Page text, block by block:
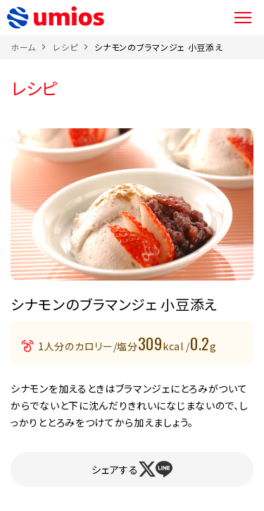
ホーム レシピ シナモンのブラマンジェ 小豆添え
レシピ
シナモンのブラマンジェ 小豆添え
1人分のカロリー/塩分309kcal /0.2g
シナモンを加えるときはブラマンジェにとろみがついて
からでないと下に沈んだりきれいになじまないので、し
っかりととろみをつけてから加えましょう。
シェアする